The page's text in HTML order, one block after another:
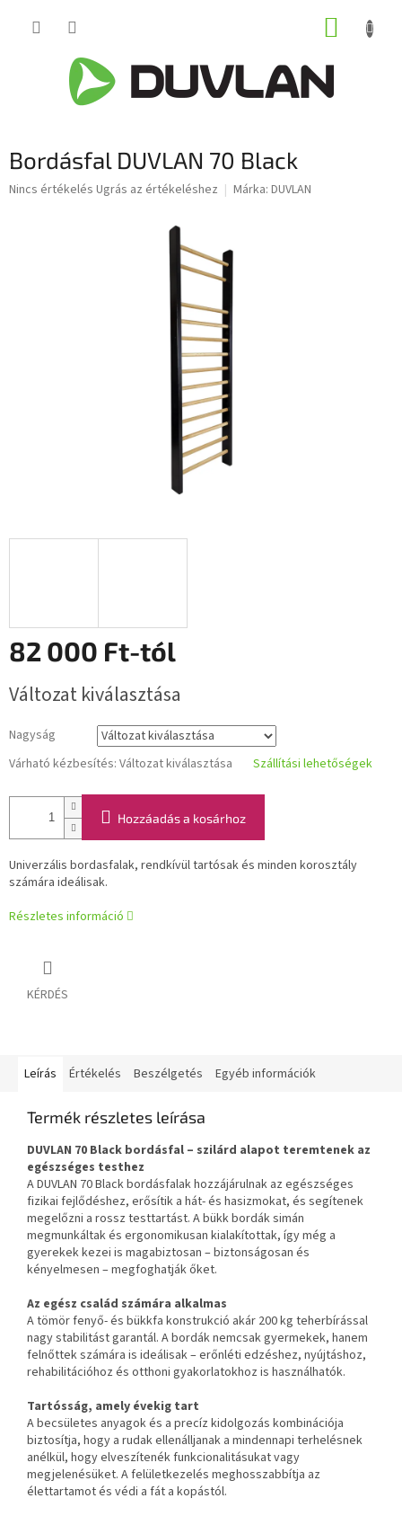
KOSÁR
Bordásfal DUVLAN 70 Black
A
Nincs értékelés Ugrás az értékeléshez Márka: DUVLAN
82 000 Ft-tól
Változat kiválasztása
Nagyság
Várható kézbesítés: Változat kiválasztása Szállítási lehetőségek
Hozzáadás a kosárhoz
Univerzális bordasfalak, rendkívül tartósak és minden korosztály
számára ideálisak.
Részletes információ
KÉRDÉS
Leírás Értékelés Beszélgetés Egyéb információk
Termék részletes leírása
DUVLAN 70 Black bordásfal – szilárd alapot teremtenek az
egészséges testhez
A DUVLAN 70 Black bordásfalak hozzájárulnak az egészséges
fizikai fejlődéshez, erősítik a hát- és hasizmokat, és segítenek
megelőzni a rossz testtartást. A bükk bordák simán
megmunkáltak és ergonomikusan kialakítottak, így még a
gyerekek kezei is magabiztosan – biztonságosan és
kényelmesen – megfoghatják őket.
Az egész család számára alkalmas
A tömör fenyő- és bükkfa konstrukció akár 200 kg teherbírással
nagy stabilitást garantál. A bordák nemcsak gyermekek, hanem
felnőttek számára is ideálisak – erőnléti edzéshez, nyújtáshoz,
rehabilitációhoz és otthoni gyakorlatokhoz is használhatók.
Tartósság, amely évekig tart
A becsületes anyagok és a precíz kidolgozás kombinációja
biztosítja, hogy a rudak ellenálljanak a mindennapi terhelésnek
anélkül, hogy elveszítenék funkcionalitásukat vagy
megjelenésüket. A felületkezelés meghosszabbítja az
élettartamot és védi a fát a kopástól.